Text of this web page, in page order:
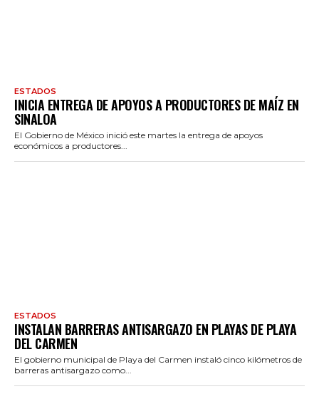
ESTADOS
INICIA ENTREGA DE APOYOS A PRODUCTORES DE MAÍZ EN
SINALOA
El Gobierno de México inició este martes la entrega de apoyos
económicos a productores...
ESTADOS
INSTALAN BARRERAS ANTISARGAZO EN PLAYAS DE PLAYA
DEL CARMEN
El gobierno municipal de Playa del Carmen instaló cinco kilómetros de
barreras antisargazo como...